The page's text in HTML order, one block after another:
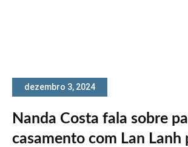
dezembro 3, 2024
Nanda Costa fala sobre
casamento com Lan Lanh